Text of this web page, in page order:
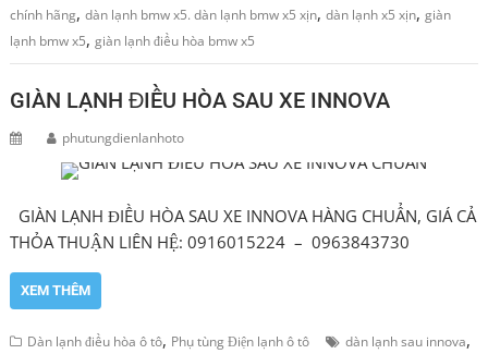
chính hãng,dàn lạnh bmw x5. dàn lạnh bmw x5 xịn,dàn lạnh x5 xịn,giàn
lạnh bmw x5,giàn lạnh điều hòa bmw x5
GIÀN LẠNH ĐIỀU HÒA SAU XE INNOVA
phutungdienlanhoto
GIÀN LẠNH ĐIỀU HÒA SAU XE INNOVA HÀNG CHUẨN, GIÁ CẢ
THỎA THUẬN LIÊN HỆ: 0916015224 – 0963843730
XEM THÊM
Dàn lạnh điều hòa ô tô, Phụ tùng Điện lạnh ô tô dàn lạnh sau innova,